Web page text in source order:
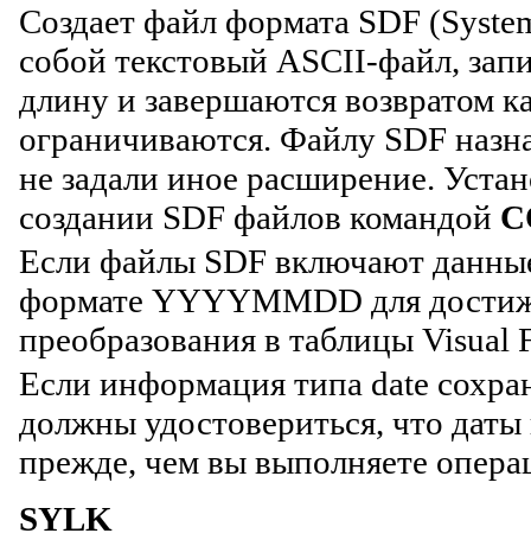
Создает файл формата SDF
собой текстовый ASCII-файл,
длину и завершаются возвратом
ограничиваются. Файлу SDF
не задали иное расширение.
создании SDF файлов командой
Если файлы SDF включают
формате YYYYMMDD для
преобразования в таблицы Visual
Если информация типа date
должны удостовериться, что
прежде, чем вы выполняете
SYLK